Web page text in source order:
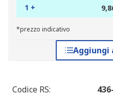
1 +
*prezzo indicativo
Aggiungi
Codice RS: